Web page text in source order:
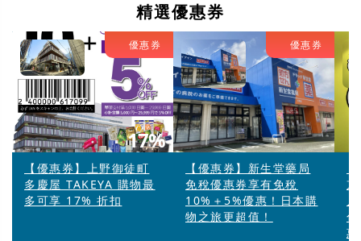
精選優惠券
17%
優惠券
【優惠券】上野御徒町
多慶屋 TAKEYA 購物最
多可享 17% 折扣
優惠券
【優惠券】新生堂藥局
免稅優惠券享有免稅
10%＋5%優惠！日本購
物之旅更超值！